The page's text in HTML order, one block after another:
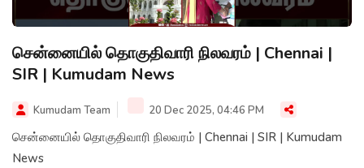
சென்னையில் தொகுதிவாரி நிலவரம் | Chennai |
SIR | Kumudam News
Kumudam Team 20 Dec 2025, 04:46 PM
சென்னையில் தொகுதிவாரி நிலவரம் | Chennai | SIR | Kumudam
News